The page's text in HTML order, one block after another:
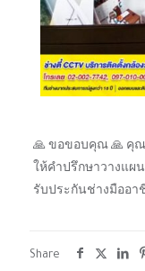
🙏 ขอขอบคุณ 🙏 คุ
ให้คำปรึกษาวางแผ
รับประกันช่างมืออา
Share